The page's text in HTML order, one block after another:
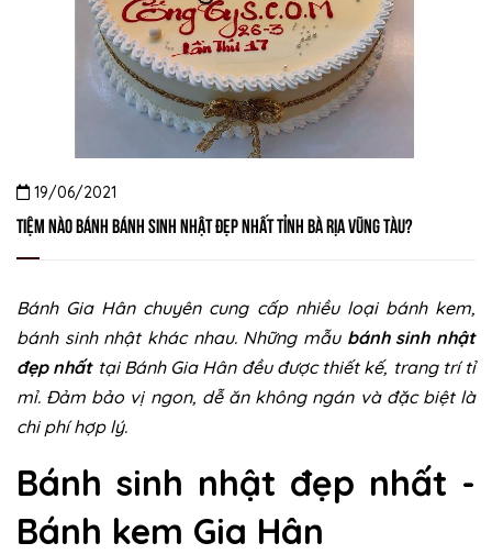
19/06/2021
Tiệm nào bánh bánh sinh nhật đẹp nhất tỉnh Bà Rịa Vũng Tàu?
Bánh Gia Hân chuyên cung cấp nhiều loại bánh kem,
bánh sinh nhật khác nhau. Những mẫu bánh sinh nhật
đẹp nhấttại Bánh Gia Hân đều được thiết kế, trang trí tỉ
mỉ. Đảm bảo vị ngon, dễ ăn không ngán và đặc biệt là
chi phí hợp lý.
Bánh sinh nhật đẹp nhất -
Bánh kem Gia Hân